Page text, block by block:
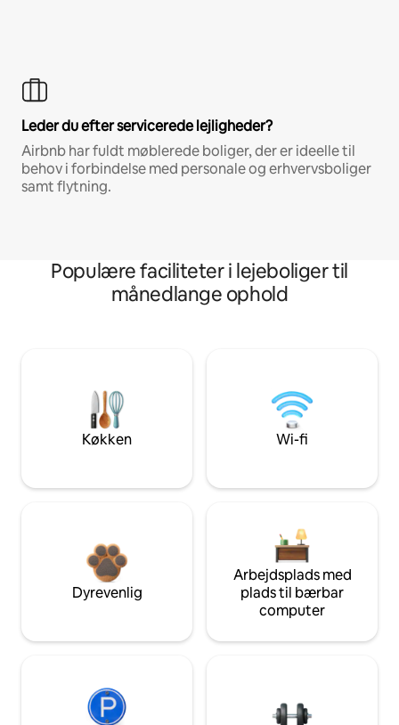
Leder du efter servicerede lejligheder?
Airbnb har fuldt møblerede boliger, der er ideelle til
behov i forbindelse med personale og erhvervsboliger
samt flytning.
Populære faciliteter i lejeboliger til
månedlange ophold
Køkken Wi-fi
Dyrevenlig
Arbejdsplads med
plads til bærbar
computer